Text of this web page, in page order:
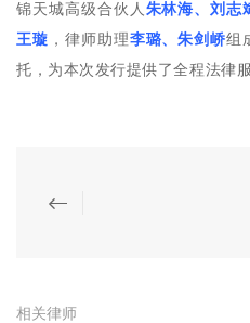
锦天城高级合伙人 朱林海、刘志
王璇 ，律师助理李璐、朱剑峤组
托，为本次发行提供了全程法律服
相关律师